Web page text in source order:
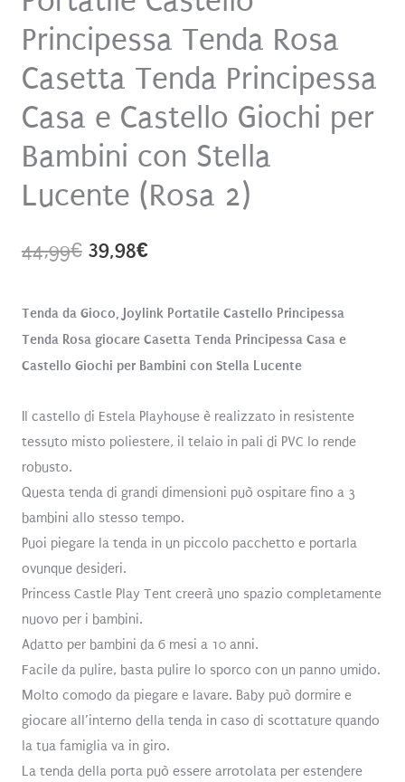
Principessa Tenda Rosa
Casetta Tenda Principessa
Casa e Castello Giochi per
Bambini con Stella
Lucente (Rosa 2)
44,99€ Il
originale
era:
44,99€.
39,98€Il
è:
39,98€.
Tenda da Gioco, Joylink Portatile Castello Principessa
Tenda Rosa giocare Casetta Tenda Principessa Casa e
Castello Giochi per Bambini con Stella Lucente
Il castello di Estela Playhouse è realizzato in resistente
tessuto misto poliestere, il telaio in pali di PVC lo rende
robusto.
Questa tenda di grandi dimensioni può ospitare fino a 3
bambini allo stesso tempo.
Puoi piegare la tenda in un piccolo pacchetto e portarla
ovunque desideri.
Princess Castle Play Tent creerà uno spazio completamente
nuovo per i bambini.
Adatto per bambini da 6 mesi a 10 anni.
Facile da pulire, basta pulire lo sporco con un panno umido.
Molto comodo da piegare e lavare. Baby può dormire e
giocare all’interno della tenda in caso di scottature quando
la tua famiglia va in giro.
La tenda della porta può essere arrotolata per estendere